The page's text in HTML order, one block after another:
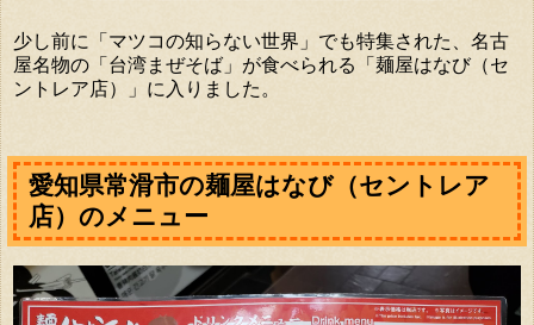
少し前に「マツコの知らない世界」でも特集された、名古
屋名物の「台湾まぜそば」が食べられる「麺屋はなび（セ
ントレア店）」に入りました。
愛知県常滑市の麺屋はなび（セントレア
店）のメニュー